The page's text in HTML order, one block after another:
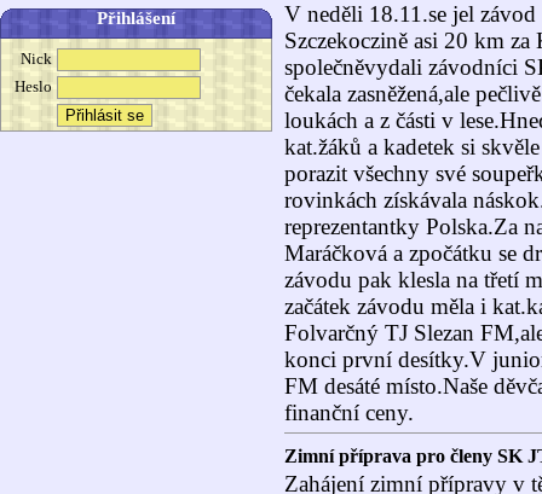
Přihlášení
Nick
Heslo
V neděli 18.11.se jel
Szczekoczině asi 20 km
společněvydali závodníci
čekala zasněžená,ale
loukách a z části v
kat.žáků a kadetek si
porazit všechny své
rovinkách získávala
reprezentantky Polska.Za
Maráčková a zpočátku se
závodu pak klesla na třetí
začátek závodu měla i
Folvarčný TJ Slezan
konci první desítky.V
FM desáté místo.Naše
finanční ceny.
Zimní příprava pro členy SK
Zahájení zimní přípravy v